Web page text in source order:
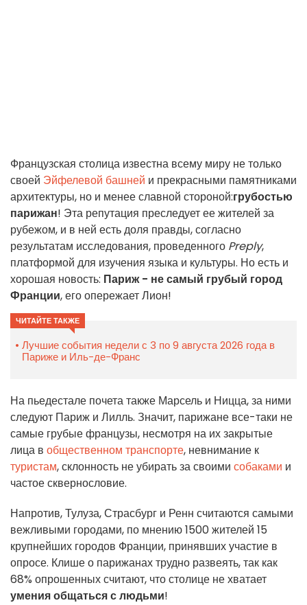
Французская столица известна всему миру не только
своей Эйфелевой башней и прекрасными памятниками
архитектуры, но и менее славной стороной:грубостью
парижан! Эта репутация преследует ее жителей за
рубежом, и в ней есть доля правды, согласно
результатам исследования, проведенного Preply,
платформой для изучения языка и культуры. Но есть и
хорошая новость: Париж - не самый грубый город
Франции, его опережает Лион!
ЧИТАЙТЕ ТАКЖЕ
Лучшие события недели с 3 по 9 августа 2026 года в
Париже и Иль-де-Франс
На пьедестале почета также Марсель и Ницца, за ними
следуют Париж и Лилль. Значит, парижане все-таки не
самые грубые французы, несмотря на их закрытые
лица в общественном транспорте, невнимание к
туристам, склонность не убирать за своими собаками и
частое сквернословие.
Напротив, Тулуза, Страсбург и Ренн считаются самыми
вежливыми городами, по мнению 1500 жителей 15
крупнейших городов Франции, принявших участие в
опросе. Клише о парижанах трудно развеять, так как
68% опрошенных считают, что столице не хватает
умения общаться с людьми!